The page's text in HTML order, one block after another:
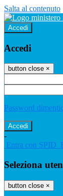
Salta al contenuto
Accedi
Accedi
button close ×
Password
-
Entra con SPID
Seleziona
button close ×